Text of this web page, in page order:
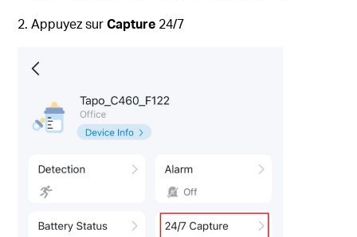
2. Appuyez surCapture 24/7